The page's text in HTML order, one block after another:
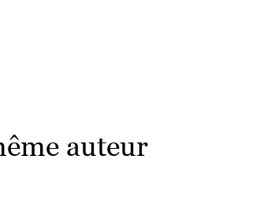
auteur